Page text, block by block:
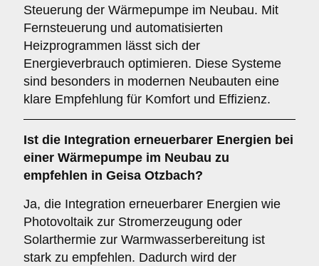
Steuerung der Wärmepumpe im Neubau. Mit
Fernsteuerung und automatisierten
Heizprogrammen lässt sich der
Energieverbrauch optimieren. Diese Systeme
sind besonders in modernen Neubauten eine
klare Empfehlung für Komfort und Effizienz.
Ist die Integration erneuerbarer Energien bei
einer Wärmepumpe im Neubau zu
empfehlen in Geisa Otzbach?
Ja, die Integration erneuerbarer Energien wie
Photovoltaik zur Stromerzeugung oder
Solarthermie zur Warmwasserbereitung ist
stark zu empfehlen. Dadurch wird der